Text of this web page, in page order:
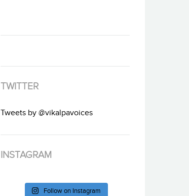
TWITTER
Tweets by @vikalpavoices
INSTAGRAM
Follow on Instagram